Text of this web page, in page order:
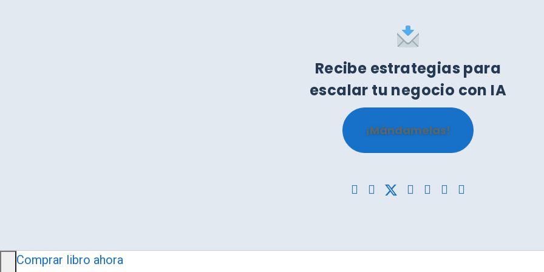
Recibe estrategias para
escalar tu negocio con IA
¡Mándamelas!
Comprar libro ahora